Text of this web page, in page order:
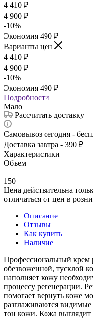
4 410 ₽
4 900 ₽
-10%
Экономия 490 ₽
Варианты цен
4 410 ₽
4 900 ₽
-10%
Экономия 490 ₽
Подробности
Мало
Рассчитать доставку
Самовывоз сегодня -
Доставка завтра - 390 ₽
Характеристики
Объем
—
150
Цена действительна
отличаться от цен в
Описание
Отзывы
Как купить
Наличие
Профессиональный крем
обезвоженной, тусклой
наполняет кожу
процессу регенерации.
помогает вернуть коже
разглаживаются
тон кожи. Кожа выглядит